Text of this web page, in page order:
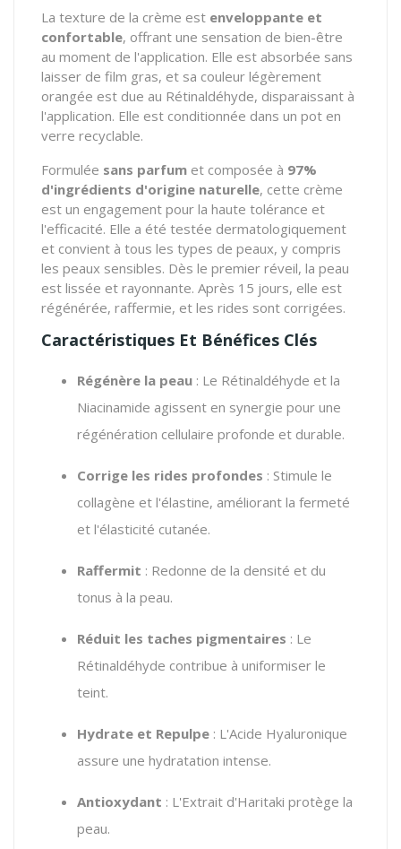
La texture de la crème est enveloppante et
confortable, offrant une sensation de bien-être
au moment de l'application. Elle est absorbée sans
laisser de film gras, et sa couleur légèrement
orangée est due au Rétinaldéhyde, disparaissant à
l'application. Elle est conditionnée dans un pot en
verre recyclable.
Formulée sans parfum et composée à 97%
d'ingrédients d'origine naturelle, cette crème
est un engagement pour la haute tolérance et
l'efficacité. Elle a été testée dermatologiquement
et convient à tous les types de peaux, y compris
les peaux sensibles. Dès le premier réveil, la peau
est lissée et rayonnante. Après 15 jours, elle est
régénérée, raffermie, et les rides sont corrigées.
Caractéristiques Et Bénéfices Clés
Régénère la peau : Le Rétinaldéhyde et la
Niacinamide agissent en synergie pour une
régénération cellulaire profonde et durable.
Corrige les rides profondes : Stimule le
collagène et l'élastine, améliorant la fermeté
et l'élasticité cutanée.
Raffermit : Redonne de la densité et du
tonus à la peau.
Réduit les taches pigmentaires : Le
Rétinaldéhyde contribue à uniformiser le
teint.
Hydrate et Repulpe : L'Acide Hyaluronique
assure une hydratation intense.
Antioxydant : L'Extrait d'Haritaki protège la
peau.